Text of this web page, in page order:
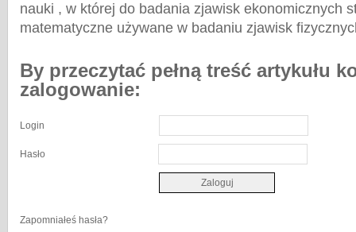
nauki , w której do badania zjawisk ekonomicznych
matematyczne używane w badaniu zjawisk
By przeczytać pełną treść artykułu
zalogowanie:
Login
Hasło
Zapomniałeś hasła?